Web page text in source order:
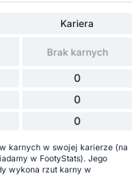
Kariera
Brak karnych
0
0
0
karnych w swojej karierze (na
w FootyStats). Jego
wykona rzut karny w